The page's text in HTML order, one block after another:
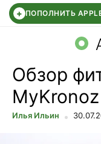
+ ПОПОЛНИТЬ
СБЕР КИДС
Обзор
Илья Ильин